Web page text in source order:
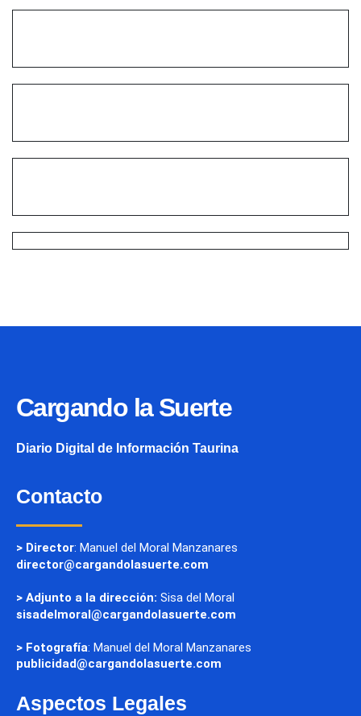
Cargando la Suerte
Diario Digital de Información Taurina
Contacto
> Director: Manuel del Moral Manzanares
director@cargandolasuerte.com
> Adjunto a la dirección: Sisa del Moral
sisadelmoral@cargandolasuerte.com
> Fotografía: Manuel del Moral Manzanares
publicidad@cargandolasuerte.com
Aspectos Legales